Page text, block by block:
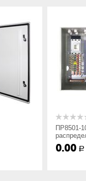
переменного тока;
номер в серии;
исполнения;
защиты оболочки и
ПР8501-
0.00 Р